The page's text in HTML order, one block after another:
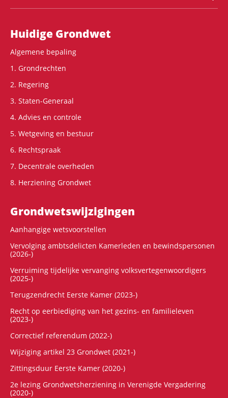
Hoofdnavigatie
Huidige Grondwet
Algemene bepaling
1. Grondrechten
2. Regering
3. Staten-Generaal
4. Advies en controle
5. Wetgeving en bestuur
6. Rechtspraak
7. Decentrale overheden
8. Herziening Grondwet
Grondwets­wijzigingen
Aanhangige wetsvoorstellen
Vervolging ambtsdelicten Kamerleden en bewindspersonen
(2026-)
Verruiming tijdelijke vervanging volksvertegenwoordigers
(2025-)
Terugzendrecht Eerste Kamer (2023-)
Recht op eerbiediging van het gezins- en familieleven
(2023-)
Correctief referendum (2022-)
Wijziging artikel 23 Grondwet (2021-)
Zittingsduur Eerste Kamer (2020-)
2e lezing Grondwetsherziening in Verenigde Vergadering
(2020-)